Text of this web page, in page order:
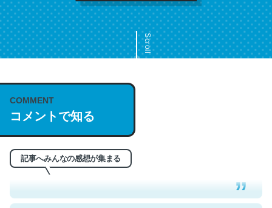
Scroll
COMMENT
コメントで知る
記事へみんなの感想が集まる
これは名文。彼はとてもクレバーなんだろうなと凄く思
う。英語少しでも読める人は原文もお勧め。自分はこの流
─今のこの状況が信じられるかい？ by ラーズ・ヌートバー